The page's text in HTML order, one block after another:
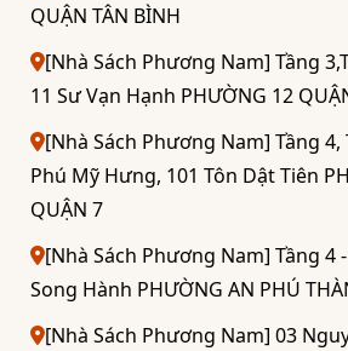
QUẬN TÂN BÌNH
[Nhà Sách Phương Nam] Tầng
11 Sư Vạn Hạnh PHƯỜNG 12
[Nhà Sách Phương Nam] Tầng
Phú Mỹ Hưng, 101 Tôn Dật Tiên
QUẬN 7
[Nhà Sách Phương Nam] Tầng 4
Song Hành PHƯỜNG AN PHÚ
[Nhà Sách Phương Nam] 03